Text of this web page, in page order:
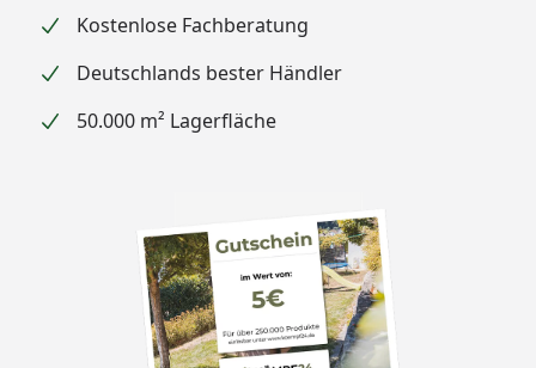
Kostenlose Fachberatung
Deutschlands bester Händler
50.000 m² Lagerfläche